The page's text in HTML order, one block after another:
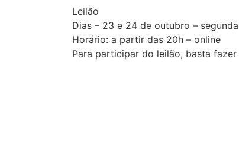
Leilão
Dias – 23 e 24 de outubro –
Horário: a partir das 20h – online
Para participar do leilão, basta